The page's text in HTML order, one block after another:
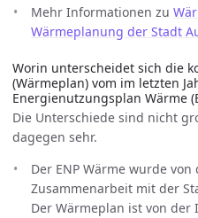
Mehr Informationen zu
Wärmeplanung der Stadt
Worin unterscheidet sich die
(Wärmeplan) vom im letzten
Energienutzungsplan Wärme
Die Unterschiede sind nicht
dagegen sehr.
Der ENP Wärme wurde
Zusammenarbeit mit der
Der Wärmeplan ist von der